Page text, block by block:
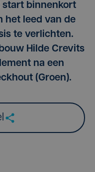
start binnenkort
het leed van de
te verlichten.
Hilde Crevits
na een
(Groen).